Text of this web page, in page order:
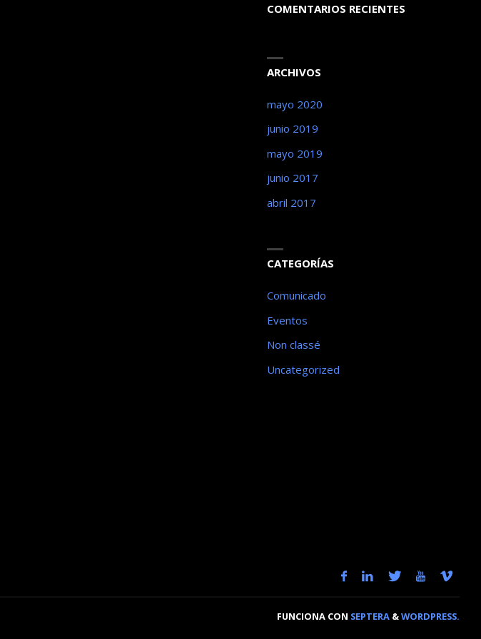
COMENTARIOS RECIENTES
ARCHIVOS
mayo 2020
junio 2019
mayo 2019
junio 2017
abril 2017
CATEGORÍAS
Comunicado
Eventos
Non classé
Uncategorized
FUNCIONA CON SEPTERA &WORDPRESS.